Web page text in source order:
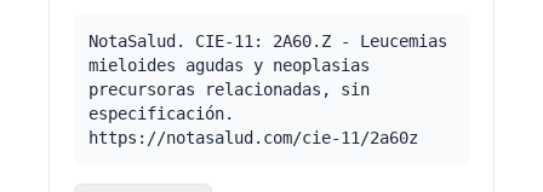
NotaSalud. CIE-11: 2A60.Z - Leucemias
mieloides agudas y neoplasias
precursoras relacionadas, sin
especificación.
https://notasalud.com/cie-11/2a60z